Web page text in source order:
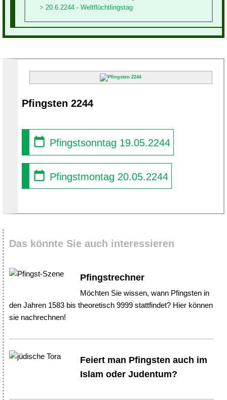
20.6.2244 - Weltflüchtlingstag
Pfingsten 2244
Pfingstsonntag 19.05.2244
Pfingstmontag 20.05.2244
Das könnte Sie auch interessieren
Pfingstrechner
Möchten Sie wissen, wann Pfingsten in
den Jahren 1583 bis theoretisch 9999 stattfindet? Hier können
sie nachrechnen!
Feiert man Pfingsten auch im
Islam oder Judentum?